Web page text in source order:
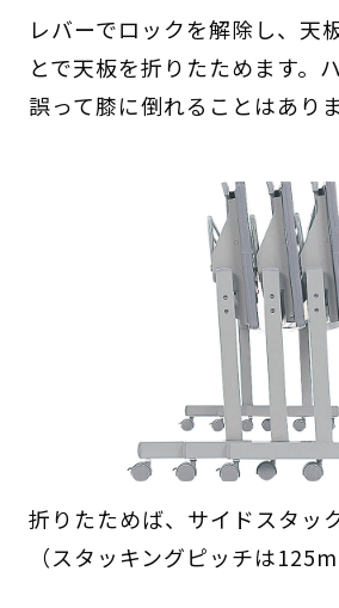
レバーでロックを解除し、天
とで天板を折りたためます。
誤って膝に倒れることはあり
折りたためば、サイドスタッ
（スタッキングピッチは